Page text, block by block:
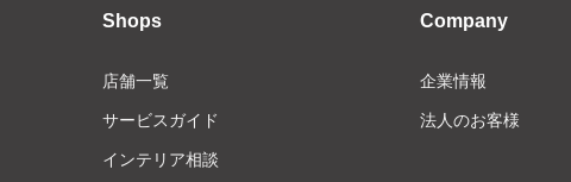
Shops
店舗一覧
サービスガイド
インテリア相談
Company
企業情報
法人のお客様